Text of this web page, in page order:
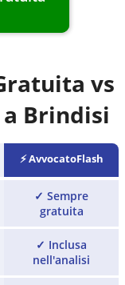
vs
Brindisi
⚡ AvvocatoFlash
✓ Sempre
gratuita
✓ Inclusa
nell'analisi